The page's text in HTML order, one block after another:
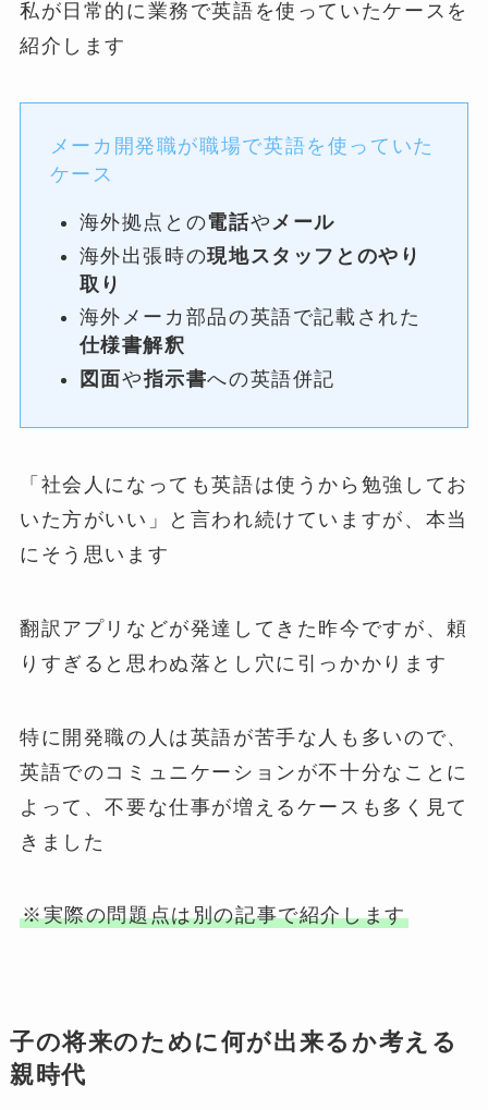
私が日常的に業務で英語を使っていたケースを
紹介します
メーカ開発職が職場で英語を使っていた
ケース
海外拠点との電話やメール
海外出張時の現地スタッフとのやり
取り
海外メーカ部品の英語で記載された
仕様書解釈
図面や指示書への英語併記
「社会人になっても英語は使うから勉強してお
いた方がいい」と言われ続けていますが、本当
にそう思います
翻訳アプリなどが発達してきた昨今ですが、頼
りすぎると思わぬ落とし穴に引っかかります
特に開発職の人は英語が苦手な人も多いので、
英語でのコミュニケーションが不十分なことに
よって、不要な仕事が増えるケースも多く見て
きました
※実際の問題点は別の記事で紹介します
子の将来のために何が出来るか考える
親時代